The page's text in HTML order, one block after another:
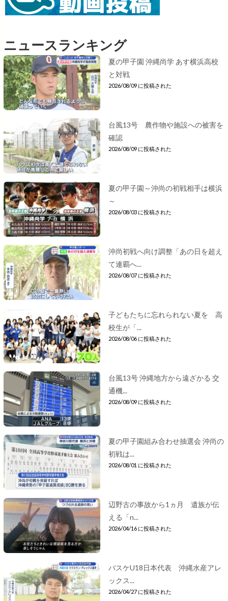
ニュースランキング
夏の甲子園 沖縄尚学 あす横浜高校
と対戦
2026/08/09 に投稿された
台風13号 農作物や施設への被害を
確認
2026/08/09 に投稿された
夏の甲子園～沖尚の初戦相手は横浜
～
2026/08/03 に投稿された
沖尚初戦へ向け調整「あの日を超え
て連覇へ...
2026/08/07 に投稿された
子どもたちに忘れられない夏を 高
校生が「...
2026/08/06 に投稿された
台風13号 沖縄地方から遠ざかる 交
通機...
2026/08/09 に投稿された
夏の甲子園組み合わせ抽選会 沖尚の
初戦は...
2026/08/01 に投稿された
辺野古の事故から1ヵ月 遺族が伝
える「n...
2026/04/16 に投稿された
バスケU18日本代表 沖縄水産アレ
ックス...
2026/04/27 に投稿された